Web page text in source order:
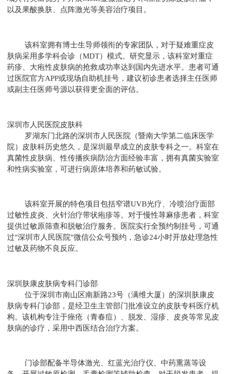
以及果酸换肤、点阵激光等美容治疗项目。
该科室拥有博士生导师领衔的专家团队，对于疑难重症皮
肤病采用多学科会诊（MDT）模式。研究显示，该科室对重症
药疹、大疱性皮肤病的抢救成功率达到国内先进水平。患者可通
过医院官方APP或现场自助机挂号，建议初诊患者选择主任医师
或副主任医师号源以获得更全面的评估。
深圳市人民医院皮肤科
罗湖东门北路的深圳市人民医院（暨南大学第二临床医学
院）皮肤科历史悠久，是深圳最早成立的皮肤专科之一。科室在
真菌性皮肤病、性传播疾病防治方面经验丰富，拥有真菌实验室
和性病实验室，可进行病原体培养和药敏试验。
该科室开展的特色项目包括窄谱UVB光疗、冷喷治疗面部
过敏性皮炎、火针治疗带状疱疹等。对于慢性荨麻疹患者，科室
提供过敏原筛查和脱敏治疗服务。医院实行全预约制挂号，可通
过"深圳市人民医院"微信公众号预约，急诊24小时开放处理急性
过敏及药物不良反应。
深圳肤康皮肤病专科门诊部
位于深圳市南山区南新路23号（满维大厦）的深圳肤康皮
肤病专科门诊部，是经卫生主管部门批准设立的皮肤专科医疗机
构。该机构专注于痤疮（青春痘）、脱发、湿疹、皮炎等常见皮
肤病的诊疗，采用中西医结合治疗方案。
门诊部配备半导体激光、红蓝光治疗仪、中药熏蒸等设